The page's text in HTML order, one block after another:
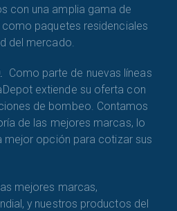
con una amplia gama de
paquetes residenciales
del mercado.
Como parte de nuevas líneas
extiende su oferta con
de bombeo. Contamos
de las mejores marcas, lo
mejor opción para cotizar sus
mejores marcas,
y nuestros productos del